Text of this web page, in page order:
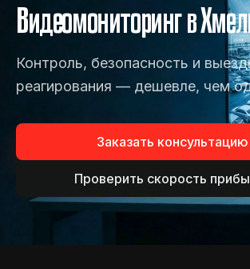
Видеомониторинг в
Контроль, безопасность и
реагирования — дешевле, чем
Заказать консультацию
Проверить скорость